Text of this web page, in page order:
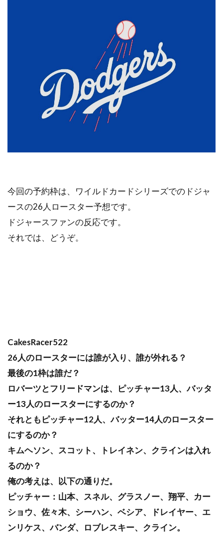
今回の予約枠は、ワイルドカードシリーズでのドジャ
ースの26人ロースター予想です。
ドジャースファンの反応です。
それでは、どうぞ。
CakesRacer522
26人のロースターには誰が入り、誰が外れる？
最後の1枠は誰だ？
ロバーツとフリードマンは、ピッチャー13人、バッタ
ー13人のロースターにするのか？
それともピッチャー12人、バッター14人のロースター
にするのか？
キムヘソン、スコット、トレイネン、クラインは入れ
るのか？
俺の考えは、以下の通りだ。
ピッチャー：山本、スネル、グラスノー、翔平、カー
ショウ、佐々木、シーハン、ベシア、ドレイヤー、エ
ンリケス、バンダ、ロブレスキー、クライン。